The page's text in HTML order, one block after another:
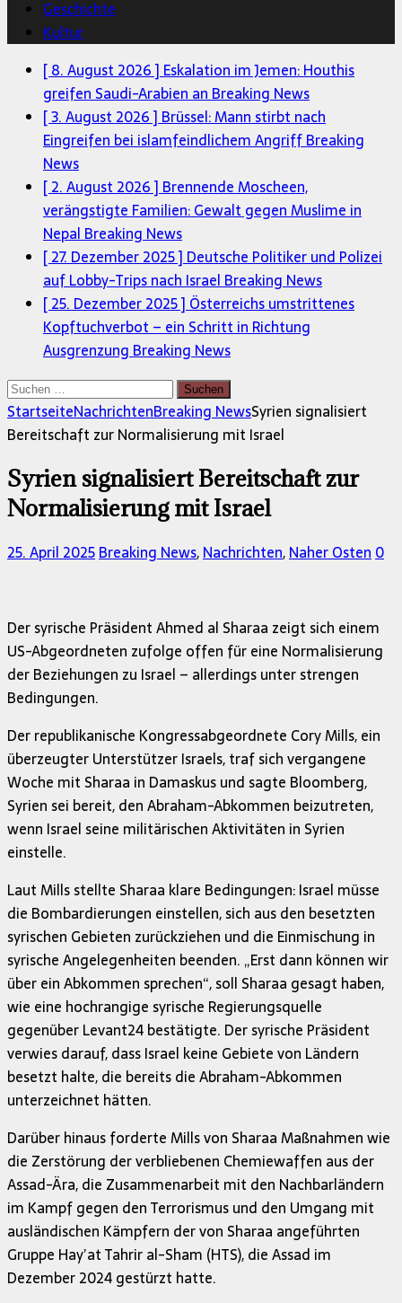
Geschichte
Kultur
[ 8. August 2026 ] Eskalation im Jemen: Houthis
greifen Saudi-Arabien an Breaking News
[ 3. August 2026 ] Brüssel: Mann stirbt nach
Eingreifen bei islamfeindlichem AngriffBreaking
News
[ 2. August 2026 ] Brennende Moscheen,
verängstigte Familien: Gewalt gegen Muslime in
Nepal Breaking News
[ 27. Dezember 2025 ] Deutsche Politiker und Polizei
auf Lobby-Trips nach Israel Breaking News
[ 25. Dezember 2025 ] Österreichs umstrittenes
Kopftuchverbot – ein Schritt in Richtung
Ausgrenzung Breaking News
Suchen
nach:
StartseiteNachrichtenBreaking NewsSyrien signalisiert
Bereitschaft zur Normalisierung mit Israel
Syrien signalisiert Bereitschaft zur
Normalisierung mit Israel
25. April 2025Breaking News,Nachrichten,Naher Osten0
Der syrische Präsident Ahmed al Sharaa zeigt sich einem
US-Abgeordneten zufolge offen für eine Normalisierung
der Beziehungen zu Israel – allerdings unter strengen
Bedingungen.
Der republikanische Kongressabgeordnete Cory Mills, ein
überzeugter Unterstützer Israels, traf sich vergangene
Woche mit Sharaa in Damaskus und sagte Bloomberg,
Syrien sei bereit, den Abraham-Abkommen beizutreten,
wenn Israel seine militärischen Aktivitäten in Syrien
einstelle.
Laut Mills stellte Sharaa klare Bedingungen: Israel müsse
die Bombardierungen einstellen, sich aus den besetzten
syrischen Gebieten zurückziehen und die Einmischung in
syrische Angelegenheiten beenden. „Erst dann können wir
über ein Abkommen sprechen“, soll Sharaa gesagt haben,
wie eine hochrangige syrische Regierungsquelle
gegenüber Levant24 bestätigte. Der syrische Präsident
verwies darauf, dass Israel keine Gebiete von Ländern
besetzt halte, die bereits die Abraham-Abkommen
unterzeichnet hätten.
Darüber hinaus forderte Mills von Sharaa Maßnahmen wie
die Zerstörung der verbliebenen Chemiewaffen aus der
Assad-Ära, die Zusammenarbeit mit den Nachbarländern
im Kampf gegen den Terrorismus und den Umgang mit
ausländischen Kämpfern der von Sharaa angeführten
Gruppe Hay’at Tahrir al-Sham (HTS), die Assad im
Dezember 2024 gestürzt hatte.